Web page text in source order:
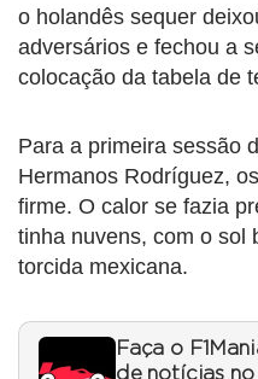
o holandês sequer
adversários e fechou a
colocação da tabela de
Para a primeira sessão
Hermanos Rodríguez,
firme. O calor se fazia
tinha nuvens, com o sol
torcida mexicana.
Faça o
de notícias